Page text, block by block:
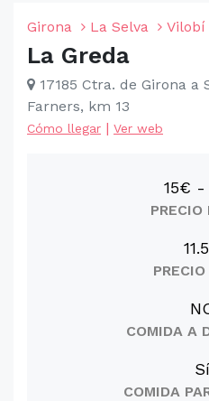
Girona La Selva Vilobí
La Greda
17185 Ctra. de Girona a
Farners, km 13
Cómo llegar | Ver web
15€ -
PRECIO
COMIDA A
Sí
COMIDA